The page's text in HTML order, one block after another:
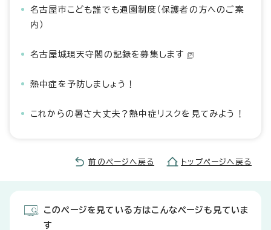
名古屋市こども誰でも通園制度（保護者の方へのご案
内）
名古屋城現天守閣の記録を募集します
熱中症を予防しましょう！
これからの暑さ大丈夫？熱中症リスクを見てみよう！
前のページへ戻る トップページへ戻る
このページを見ている方はこんなページも見ていま
す